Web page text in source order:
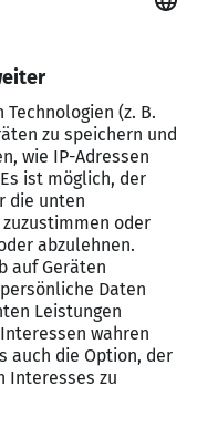
und
und hohe
sowie
mit Flexibilität,